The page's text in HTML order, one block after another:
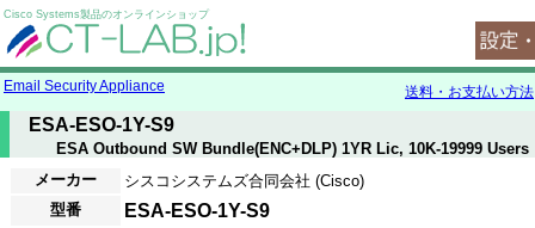
Cisco Systems製品のオンラインショップ
Email Security Appliance 送料・お支払い方法
ESA-ESO-1Y-S9
ESA Outbound SW Bundle(ENC+DLP) 1YR Lic, 10K-19999 Users
メーカー
シスコシステムズ合同会社 (Cisco)
型番
ESA-ESO-1Y-S9